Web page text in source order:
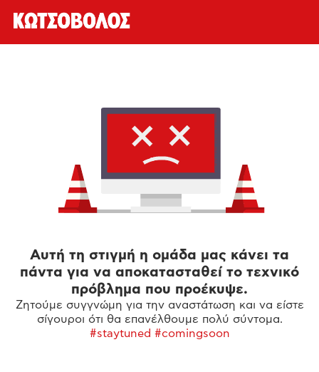
Αυτή τη στιγμή η ομάδα μας κάνει τα
πάντα για να αποκατασταθεί το τεχνικό
πρόβλημα που προέκυψε.
Ζητούμε συγγνώμη για την αναστάτωση και να είστε
σίγουροι ότι θα επανέλθουμε πολύ σύντομα.
#staytuned #comingsoon